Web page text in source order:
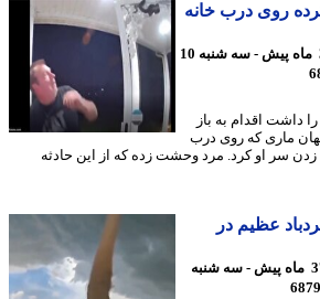
روی درب خانه
37 ماه پیش - سه شنبه 10
اقدام به باز
که روی درب
سر او کرد. مرد وحشت زده که از این حادثه
عظیم در
پیش - سه شنبه